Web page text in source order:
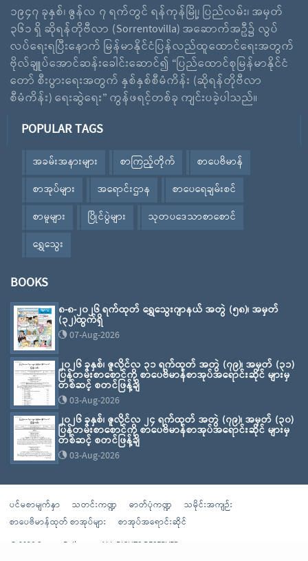
၁၉၄၇ ခုနှစ်၊ ဇွန်လ ၇ ရက်တွင် ရန်ကုန်မြို့၊ ပြည်လမ်း၊ အမှတ်
၃၆၁ ရှိ ဆိုရန်တိုဗီလာ (Sorrentovilla) အဆောက်အဦ၌ လွပ်
လပ်ရေးရပြီးနောက် မြန်မာနိုင်ငံပြန်လည်ထူထောင်ရေးအတွက်
ဗိုလ်ချူပ်အောင်ဆန်းခေါင်းဆောင်၍ “ပြည်ထောင်စုမြန်မာနိုင်ငံ
တော် စီးပွားရေးအတွက် နှစ်နှစ်စီမံကိန်း (ဆိုရန်တိုဗီလာ
စီမံကိန်း) ရေးဆွဲရေး” ကွန်ဖရင့်တစ်ခု ကျင်းပခဲ့ပါသည်။
POPULAR TAGS
အခမ်းအနားများ စာကြည့်တိုက်
စာပေဗိမာန်
စာအုပ်များ
အရောင်းဌာန
စာပေရေချမ်းစင်
စာမူများ
ပြိုင်ပွဲများ
သုတပဒေသာစာစောင်
ရွှေသွေး
BOOKS
၈-၈-၂၀၂၆ ရက်ထုတ် ရွှေသွေးဂျာနယ် အတွဲ (၅၈)၊ အမှတ်
(၃၂)ထွက်ရှိ
07-Aug-2026
၂၀၂၆ ခုနှစ်၊ ဇူလိုင်လ ၃၁ ရက်ထုတ် အတွဲ (၇၉)၊ အမှတ် (၃၁)
ပြန်တမ်းစာစောင်ကို စာပေဗိမာန်စာအုပ်အရောင်းဆိုင် များမှ
တစ်ဆင့် စတင်ဖြန့်ချိ
03-Aug-2026
၂၀၂၆ ခုနှစ်၊ ဇူလိုင်လ ၂၄ ရက်ထုတ် အတွဲ (၇၉)၊ အမှတ် (၃၀)
ပြန်တမ်းစာစောင်ကို စာပေဗိမာန်စာအုပ်အရောင်းဆိုင် များမှ
တစ်ဆင့် စတင်ဖြန့်ချိ
03-Aug-2026
ပင်မစာမျက်နှာ သတင်းကဏ္ဍ ဓာတ်ပုံကဏ္ဍ
သမိုင်းအကျဉ်း
စာပေဗိမာန်ထုတ် စာအုပ်များ
စာအုပ်အရောင်းဆိုင်
© 2026 Sarpay Beikman - ALL RIGHTS RESERVED